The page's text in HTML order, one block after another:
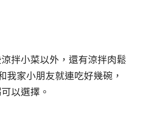
拌小菜以外，還有涼拌肉鬆
我家小朋友就連吃好幾碗，
以選擇。